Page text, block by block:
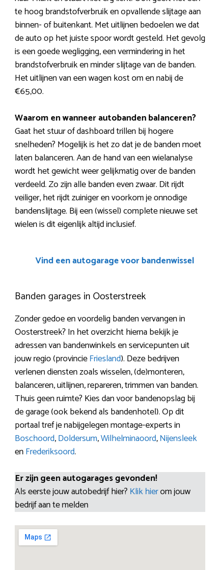
te hoog brandstofverbruik en opvallende slijtage aan
binnen- of buitenkant. Met uitlijnen bedoelen we dat
de auto op het juiste spoor wordt gesteld. Het gevolg
is een goede wegligging, een vermindering in het
brandstofverbruik en minder slijtage van de banden.
Het uitlijnen van een wagen kost om en nabij de
€65,00.
Waarom en wanneer autobanden balanceren?
Gaat het stuur of dashboard trillen bij hogere
snelheden? Mogelijk is het zo dat je de banden moet
laten balanceren. Aan de hand van een wielanalyse
wordt het gewicht weer gelijkmatig over de banden
verdeeld. Zo zijn alle banden even zwaar. Dit rijdt
veiliger, het rijdt zuiniger en voorkom je onnodige
bandenslijtage. Bij een (wissel) complete nieuwe set
wielen is dit eigenlijk altijd inclusief.
Vind een autogarage voor bandenwissel
Banden garages in Oosterstreek
Zonder gedoe en voordelig banden vervangen in
Oosterstreek? In het overzicht hierna bekijk je
adressen van bandenwinkels en servicepunten uit
jouw regio (provincieFriesland). Deze bedrijven
verlenen diensten zoals wisselen, (de)monteren,
balanceren, uitlijnen, repareren, trimmen van banden.
Thuis geen ruimte? Kies dan voor bandenopslag bij
de garage (ook bekend als bandenhotel). Op dit
portaal tref je nabijgelegen montage-experts in
Boschoord,Doldersum,Wilhelminaoord,Nijensleek
enFrederiksoord.
Er zijn geen autogarages gevonden!
Als eerste jouw autobedrijf hier? Klik hierom jouw
bedrijf aan te melden